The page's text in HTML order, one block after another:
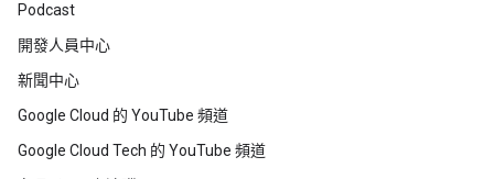
Podcast
開發人員中心
新聞中心
Google Cloud 的 YouTube 頻道
Google Cloud Tech 的 YouTube 頻道